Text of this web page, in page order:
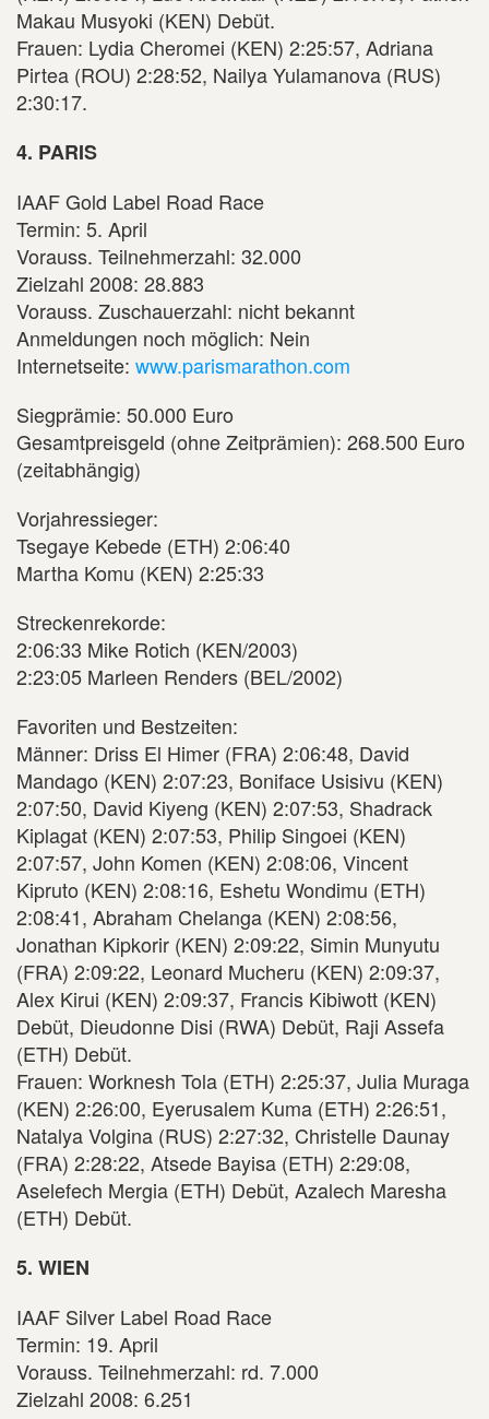
Makau Musyoki (KEN) Debüt.
Frauen: Lydia Cheromei (KEN) 2:25:57, Adriana
Pirtea (ROU) 2:28:52, Nailya Yulamanova (RUS)
2:30:17.
4. PARIS
IAAF Gold Label Road Race
Termin: 5. April
Vorauss. Teilnehmerzahl: 32.000
Zielzahl 2008: 28.883
Vorauss. Zuschauerzahl: nicht bekannt
Anmeldungen noch möglich: Nein
Internetseite: www.parismarathon.com
Siegprämie: 50.000 Euro
Gesamtpreisgeld (ohne Zeitprämien): 268.500 Euro
(zeitabhängig)
Vorjahressieger:
Tsegaye Kebede (ETH) 2:06:40
Martha Komu (KEN) 2:25:33
Streckenrekorde:
2:06:33 Mike Rotich (KEN/2003)
2:23:05 Marleen Renders (BEL/2002)
Favoriten und Bestzeiten:
Männer: Driss El Himer (FRA) 2:06:48, David
Mandago (KEN) 2:07:23, Boniface Usisivu (KEN)
2:07:50, David Kiyeng (KEN) 2:07:53, Shadrack
Kiplagat (KEN) 2:07:53, Philip Singoei (KEN)
2:07:57, John Komen (KEN) 2:08:06, Vincent
Kipruto (KEN) 2:08:16, Eshetu Wondimu (ETH)
2:08:41, Abraham Chelanga (KEN) 2:08:56,
Jonathan Kipkorir (KEN) 2:09:22, Simin Munyutu
(FRA) 2:09:22, Leonard Mucheru (KEN) 2:09:37,
Alex Kirui (KEN) 2:09:37, Francis Kibiwott (KEN)
Debüt, Dieudonne Disi (RWA) Debüt, Raji Assefa
(ETH) Debüt.
Frauen: Worknesh Tola (ETH) 2:25:37, Julia Muraga
(KEN) 2:26:00, Eyerusalem Kuma (ETH) 2:26:51,
Natalya Volgina (RUS) 2:27:32, Christelle Daunay
(FRA) 2:28:22, Atsede Bayisa (ETH) 2:29:08,
Aselefech Mergia (ETH) Debüt, Azalech Maresha
(ETH) Debüt.
5. WIEN
IAAF Silver Label Road Race
Termin: 19. April
Vorauss. Teilnehmerzahl: rd. 7.000
Zielzahl 2008: 6.251